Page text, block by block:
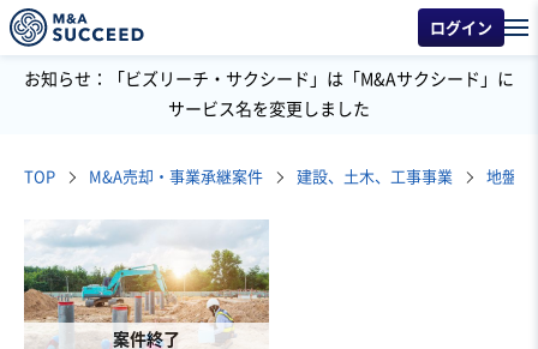
ログイン
お知らせ：「ビズリーチ・サクシード」は「M&Aサクシード」に
サービス名を変更しました
TOP M&A売却・事業承継案件 建設、土木、工事事業 地盤調
案件終了